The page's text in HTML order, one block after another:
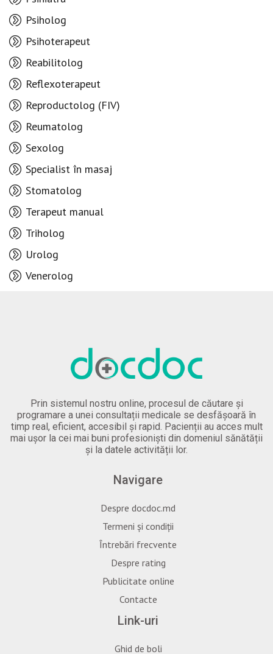
Psiholog
Psihoterapeut
Reabilitolog
Reflexoterapeut
Reproductolog (FIV)
Reumatolog
Sexolog
Specialist în masaj
Stomatolog
Terapeut manual
Triholog
Urolog
Venerolog
Prin sistemul nostru online, procesul de căutare și
programare a unei consultații medicale se desfășoară în
timp real, eficient, accesibil și rapid. Pacienții au acces mult
mai ușor la cei mai buni profesioniști din domeniul sănătății
și la datele activității lor.
Navigare
Despre docdoc.md
Termeni și condiții
Întrebări frecvente
Despre rating
Publicitate online
Contacte
Link-uri
Ghid de boli